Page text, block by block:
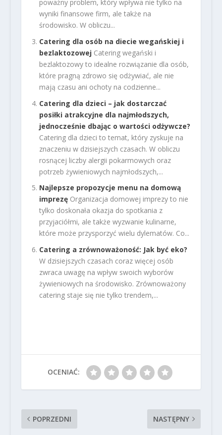
poważny problem, który wpływa nie tylko na
wyniki finansowe firm, ale także na
środowisko. W obliczu...
Catering dla osób na diecie wegańskiej i
bezlaktozowej Catering wegański i
bezlaktozowy to idealne rozwiązanie dla osób,
które pragną zdrowo się odżywiać, ale nie
mają czasu ani ochoty na codzienne...
Catering dla dzieci – jak dostarczać
posiłki atrakcyjne dla najmłodszych,
jednocześnie dbając o wartości odżywcze?
Catering dla dzieci to temat, który zyskuje na
znaczeniu w dzisiejszych czasach. W obliczu
rosnącej liczby alergii pokarmowych oraz
potrzeb żywieniowych najmłodszych,...
Najlepsze propozycje menu na domową
imprezę Organizacja domowej imprezy to nie
tylko doskonała okazja do spotkania z
przyjaciółmi, ale także wyzwanie kulinarne,
które może przysporzyć wielu dylematów. Co...
Catering a zrównoważoność: Jak być eko?
W dzisiejszych czasach coraz więcej osób
zwraca uwagę na wpływ swoich wyborów
żywieniowych na środowisko. Zrównoważony
catering staje się nie tylko trendem,...
OCENIAĆ:
POPRZEDNI NASTĘPNY